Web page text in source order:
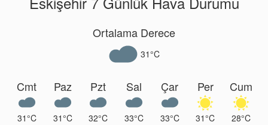
Ortalama Derece
31°C
Cmt
31°C
Paz
31°C
Pzt
32°C
Sal
33°C
Çar
33°C
Per
31°C
Cum
28°C